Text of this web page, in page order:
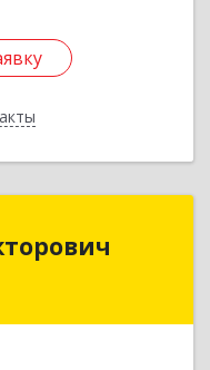
Викторович